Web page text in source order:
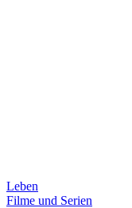
Leben
Filme und Serien